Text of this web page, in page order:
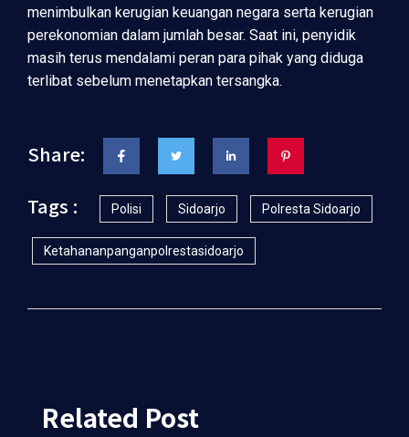
menimbulkan kerugian keuangan negara serta kerugian
perekonomian dalam jumlah besar. Saat ini, penyidik
masih terus mendalami peran para pihak yang diduga
terlibat sebelum menetapkan tersangka.
Share:
Tags :
Polisi Sidoarjo Polresta Sidoarjo
Ketahananpanganpolrestasidoarjo
Related Post